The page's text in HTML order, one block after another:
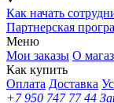
Как начать
Партнерская
Меню
Мои заказы О
Как купить
Оплата Доставка
+7 950 747 77 44